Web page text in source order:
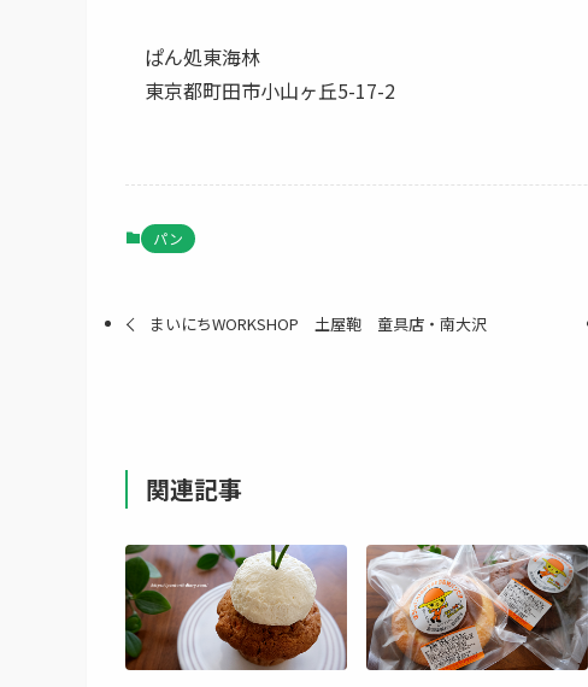
ぱん処東海林
東京都町田市小山ヶ丘5-17-2
パン
まいにちWORKSHOP 土屋鞄 童具店・南大沢
関連記事